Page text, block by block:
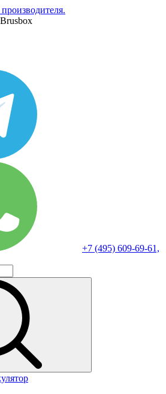
+7 (495) 609-69-61,